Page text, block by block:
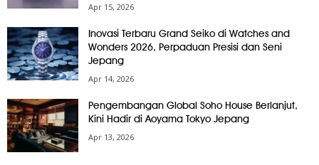
Apr 15, 2026
Inovasi Terbaru Grand Seiko di Watches and
Wonders 2026, Perpaduan Presisi dan Seni
Jepang
Apr 14, 2026
Pengembangan Global Soho House Berlanjut,
Kini Hadir di Aoyama Tokyo Jepang
Apr 13, 2026